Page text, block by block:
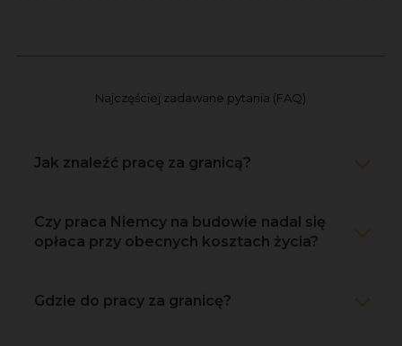
Najczęściej zadawane pytania (FAQ)
Jak znaleźć pracę za granicą?
Czy praca Niemcy na budowie nadal się
opłaca przy obecnych kosztach życia?
Gdzie do pracy za granicę?